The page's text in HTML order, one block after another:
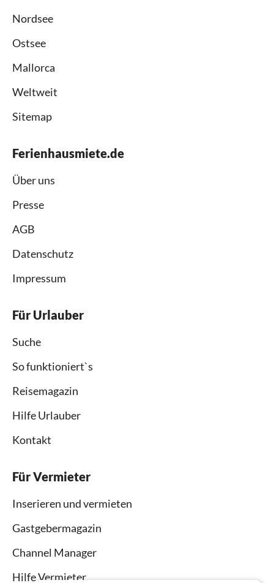
Nordsee
Ostsee
Mallorca
Weltweit
Sitemap
Ferienhausmiete.de
Über uns
Presse
AGB
Datenschutz
Impressum
Für Urlauber
Suche
So funktioniert`s
Reisemagazin
Hilfe Urlauber
Kontakt
Für Vermieter
Inserieren und vermieten
Gastgebermagazin
Channel Manager
Hilfe Vermieter